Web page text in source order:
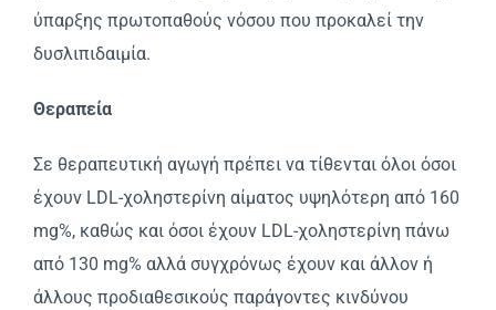
ύπαρξης πρωτοπαθούς νόσου που προκαλεί την
δυσλιπιδαιμία.
Θεραπεία
Σε θεραπευτική αγωγή πρέπει να τίθενται όλοι όσοι
έχουν LDL-χοληστερίνη αίματος υψηλότερη από 160
mg%, καθώς και όσοι έχουν LDL-χοληστερίνη πάνω
από 130 mg% αλλά συγχρόνως έχουν και άλλον ή
άλλους προδιαθεσικούς παράγοντες κινδύνου